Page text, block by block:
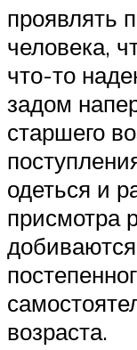
проявлять
человека,
что-то
задом
старшего
одеться и
присмотра
добиваются
возраста.